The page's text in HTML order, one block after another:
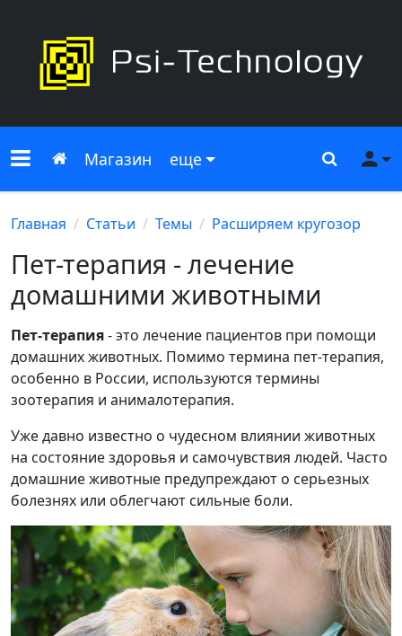
Меню сайта
Главная
Магазин еще Поиск
Главная Статьи Темы Расширяем кругозор
Пет-терапия - лечение
домашними животными
Пет-терапия- это лечение пациентов при помощи
домашних животных. Помимо термина пет-терапия,
особенно в России, используются термины
зоотерапия и анималотерапия.
Уже давно известно о чудесном влиянии животных
на состояние здоровья и самочувствия людей. Часто
домашние животные предупреждают о серьезных
болезнях или облегчают сильные боли.